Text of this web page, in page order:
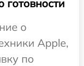
о
Apple,
по